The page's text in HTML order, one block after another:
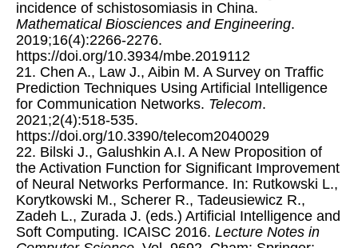
incidence of schistosomiasis in China.
Mathematical Biosciences and Engineering.
2019;16(4):2266-2276.
https://doi.org/10.3934/mbe.2019112
21. Chen A., Law J., Aibin M. A Survey on Traffic
Prediction Techniques Using Artificial Intelligence
for Communication Networks. Telecom.
2021;2(4):518-535.
https://doi.org/10.3390/telecom2040029
22. Bilski J., Galushkin A.I. A New Proposition of
the Activation Function for Significant Improvement
of Neural Networks Performance. In: Rutkowski L.,
Korytkowski M., Scherer R., Tadeusiewicz R.,
Zadeh L., Zurada J. (eds.) Artificial Intelligence and
Soft Computing. ICAISC 2016. Lecture Notes in